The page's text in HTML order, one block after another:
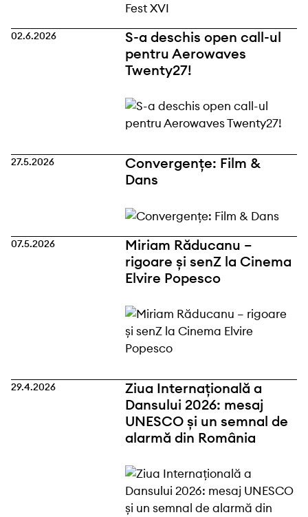
02.6.2026
S-a deschis open call-ul
pentru Aerowaves
Twenty27!
27.5.2026
Convergențe: Film &
Dans
07.5.2026
Miriam Răducanu –
rigoare și senZ la Cinema
Elvire Popesco
29.4.2026
Ziua Internațională a
Dansului 2026: mesaj
UNESCO și un semnal de
alarmă din România